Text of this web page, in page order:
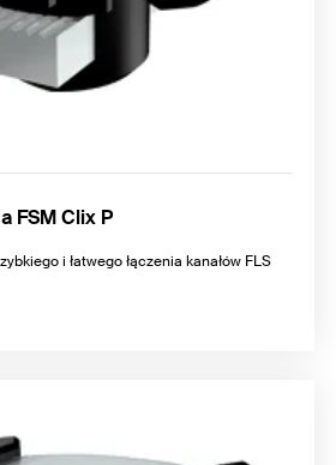
FSM Clix P
i łatwego łączenia kanałów FLS